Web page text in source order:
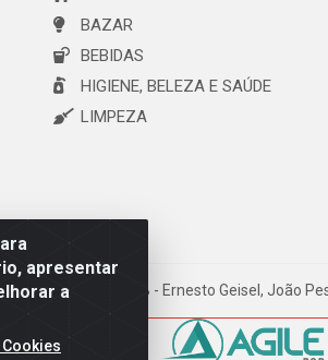
apresentar
a
BAZAR
BEBIDAS
HIGIENE, BELEZA E SAÚDE
LIMPEZA
173 Galpão B - Ernesto Geisel, João